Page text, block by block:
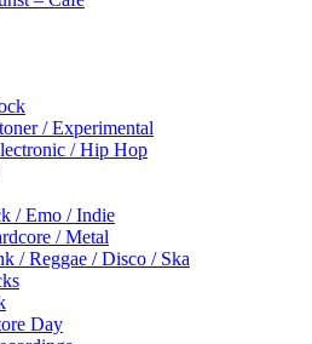
/ Experimental
/ Hip Hop
/ Emo / Indie
/ Metal
/ Reggae / Disco / Ska
Day